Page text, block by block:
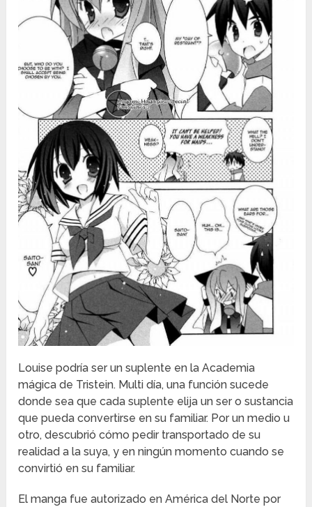
Louise podría ser un suplente en la Academia
mágica de Tristein. Multi día, una función sucede
donde sea que cada suplente elija un ser o sustancia
que pueda convertirse en su familiar. Por un medio u
otro, descubrió cómo pedir transportado de su
realidad a la suya, y en ningún momento cuando se
convirtió en su familiar.
El manga fue autorizado en América del Norte por